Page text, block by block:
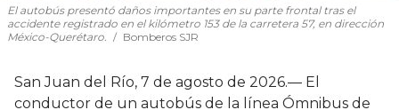
El autobús presentó daños importantes en su parte frontal tras el
accidente registrado en el kilómetro 153 de la carretera 57, en dirección
México-Querétaro.
Bomberos SJR
San Juan del Río, 7 de agosto de 2026.— El
conductor de un autobús de la línea Ómnibus de